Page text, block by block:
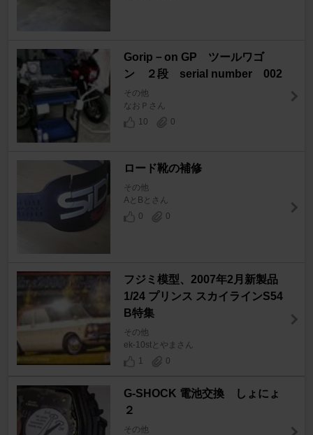
Gorip－on GP ツールワゴ
ン ２段 serial number 002
その他
なおＰさん
10
0
ロード靴の補修
その他
AとBとさん
0
0
フジミ模型、2007年2月新製品
1/24 プリンス スカイラインS54
B特集
その他
ek-10stとやまさん
1
0
G-SHOCK 電池交換 しょにょ
２
その他